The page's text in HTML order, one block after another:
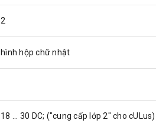
2
hình hộp chữ nhật
18 ... 30 DC; ("cung cấp lớp 2" cho cULus)